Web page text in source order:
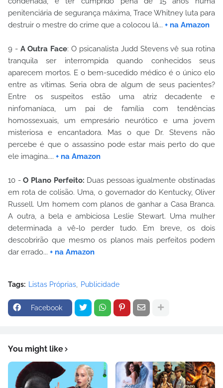
penitenciária de segurança máxima, Trace Whitney luta para
destruir o mestre do crime que a colocou lá... + na Amazon
9 - A Outra Face: O psicanalista Judd Stevens vê sua rotina
tranquila ser interrompida quando conhecidos seus
aparecem mortos. E o bem-sucedido médico é o único elo
entre as vítimas. Seria obra de algum de seus pacientes?
Entre os suspeitos estão uma atriz decadente e
ninfomaníaca, um pai de família com tendências
homossexuais, um empresário neurótico e uma jovem
misteriosa e encantadora. Mas o que Dr. Stevens não
percebe é que o assassino pode estar mais perto do que
ele imagina.... + na Amazon
10 -O Plano Perfeito: Duas pessoas igualmente obstinadas
em rota de colisão. Uma, o governador do Kentucky, Oliver
Russell. Um homem com planos de ganhar a Casa Branca.
A outra, a bela e ambiciosa Leslie Stewart. Uma mulher
determinada a vê-lo perder tudo. Em breve, os dois
descobrirão que mesmo os planos mais perfeitos podem
dar errado... + na Amazon
Tags: Listas Próprias Publicidade
Facebook
You might like